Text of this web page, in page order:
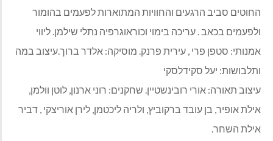
החוטים סביב הרגעים והחוויות המתוארות לפעמים בהומור
ולפעמים בכאב . עריכה בימוי וכוראוגרפיה נתלי שילמן. ליווי
אמנותי: סטפן פרי , עירית פרנק. מוסיקה: אלדר ברוך.עיצוב במה
ותלבושות: יעל סקידלסקי
עיצוב תאורה: אורי רובינשטיין. שחקנים: רוני ארנון, לוטן וולמן,
אילת אופיר, בן עובד ברקוביץ, ולריה ליכטמן, לירן אוריצקי , דביר
אילת השחר.